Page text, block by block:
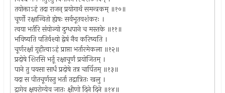
तयोक्ताऽहं तदा राजन् प्रयोगार्थं समन्त्रकम् ॥१०॥
चूर्णो रक्षान्वितो ह्येषः सर्वभूतवशंकरः ।
त्वया भर्तरि संयोज्यो दुग्धपाने च मस्तके ॥११॥
भविष्यति पतिर्वश्यो द्वेषं नैव करिष्यति ।
चूर्णरक्षां गृहीत्वाऽहं प्राप्ता भर्तारमेकला ॥१२॥
प्रदोषे शिरसि भर्तू रक्षाचूर्णं प्रयोजितम् ।
पाने तु पयसा सार्धं प्रदोषे तत्र चार्पितम् ॥१३॥
यदा स पीतचूर्णस्तु भर्ता तद्रात्रितः खलु ।
द्रागेव क्षयरोग्येव जातः क्षीणो दिने दिने ॥१४॥